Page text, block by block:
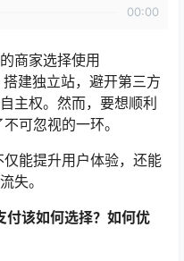
00:00
商家选择使用
搭建独立站，避开第三方
主权。然而，要想顺利
可忽视的一环。
仅能提升用户体验，还能
失。
该如何选择？如何优